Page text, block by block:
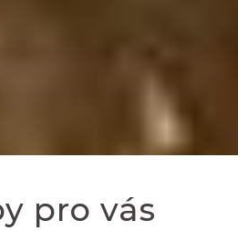
pro vás